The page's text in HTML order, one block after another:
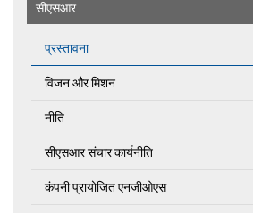
सीएसआर
प्रस्तावना
विजन और मिशन
नीति
सीएसआर संचार कार्यनीति
कंपनी प्रायोजित एनजीओएस